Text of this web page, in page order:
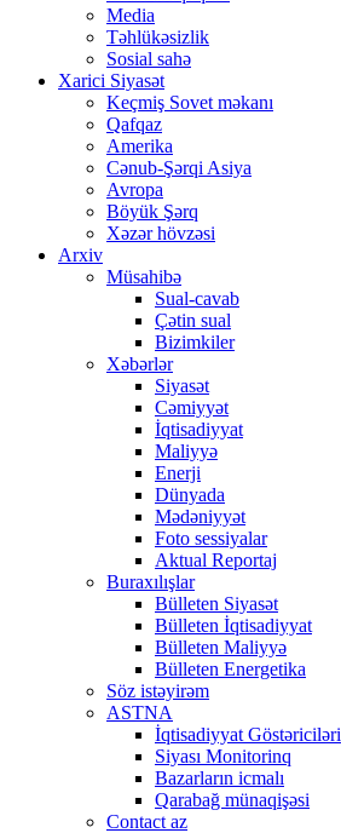
Media
Təhlükəsizlik
Sosial sahə
Xarici Siyasət
Keçmiş Sovet məkanı
Qafqaz
Amerika
Cənub-Şərqi Asiya
Avropa
Böyük Şərq
Xəzər hövzəsi
Arxiv
Müsahibə
Sual-cavab
Çətin sual
Bizimkiler
Xəbərlər
Siyasət
Cəmiyyət
İqtisadiyyat
Maliyyə
Enerji
Dünyada
Mədəniyyət
Foto sessiyalar
Aktual Reportaj
Buraxılışlar
Bülleten Siyasət
Bülleten İqtisadiyyat
Bülleten Maliyyə
Bülleten Energetika
Söz istəyirəm
ASTNA
İqtisadiyyat Göstəriciləri
Siyası Monitorinq
Bazarların icmalı
Qarabağ münaqişəsi
Contact az